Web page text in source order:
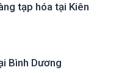
tạp hóa tại Kiên
Bình Dương